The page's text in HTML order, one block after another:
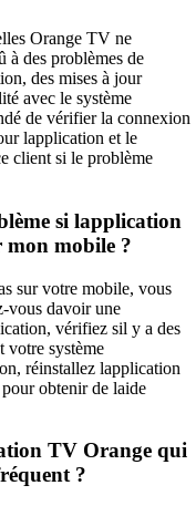
Orange TV ne
à des problèmes de
des mises à jour
avec le système
de vérifier la connexion
lapplication et le
client si le problème
si lapplication
mon mobile ?
sur votre mobile, vous
vous davoir une
vérifiez sil y a des
votre système
réinstallez lapplication
obtenir de laide
TV Orange qui
?